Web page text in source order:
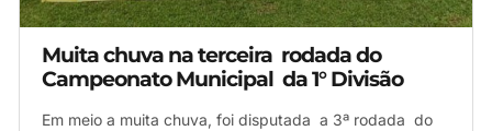
Muita chuva na terceira rodada do
Campeonato Municipal da 1° Divisão
Em meio a muita chuva, foi disputada a 3ª rodada do